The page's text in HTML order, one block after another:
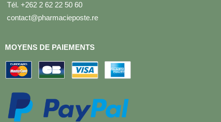
Tél. +262 2 62 22 50 60
contact@pharmacieposte.re
MOYENS DE PAIEMENTS